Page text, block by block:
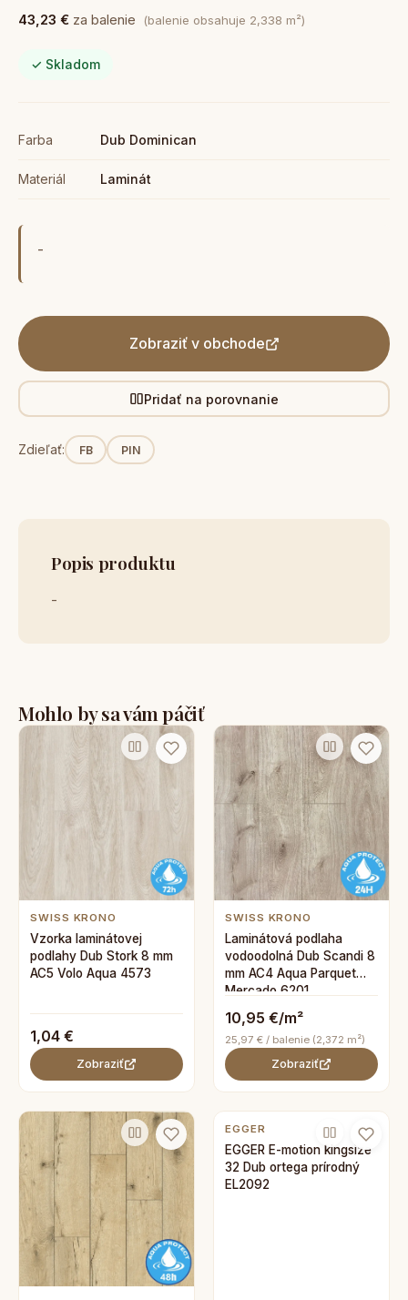
43,23 € za balenie (balenie obsahuje 2,338 m²)
✓ Skladom
Farba Dub Dominican
Materiál Laminát
-
Zobraziť v obchode
Pridať na porovnanie
Zdieľať: FB PIN
Popis produktu
-
Mohlo by sa vám páčiť
SWISS KRONO
Vzorka laminátovej
podlahy Dub Stork 8 mm
AC5 Volo Aqua 4573
1,04 €
Zobraziť
SWISS KRONO
Laminátová podlaha
vodoodolná Dub Scandi 8
mm AC4 Aqua Parquet
Mercado 6201
10,95 €/m²
25,97 € / balenie (2,372 m²)
Zobraziť
EGGER
EGGER E-motion kingsize
32 Dub ortega prírodný
EL2092